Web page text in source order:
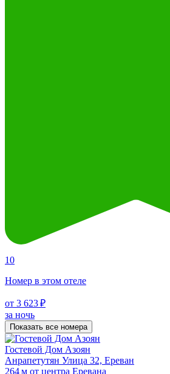
10
Номер в этом отеле
от 3 623 ₽
за ночь
Показать все номера
Гостевой Дом Азоян
Анрапетутян Улица 32, Ереван
264 м от центра Еревана